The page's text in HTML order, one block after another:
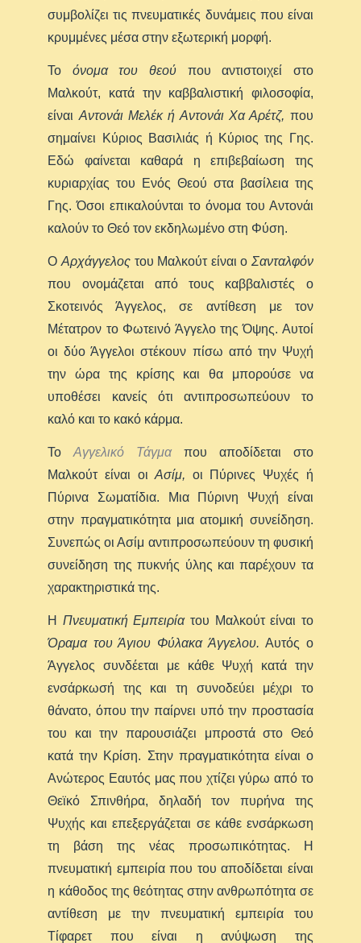
συμβολίζει τις πνευματικές δυνάμεις που είναι
κρυμμένες μέσα στην εξωτερική μορφή.
Το όνομα του θεού που αντιστοιχεί στο
Μαλκούτ, κατά την καββαλιστική φιλοσοφία,
είναι Αντονάι Μελέκ ή Αντονάι Χα Αρέτζ, που
σημαίνει Κύριος Βασιλιάς ή Κύριος της Γης.
Εδώ φαίνεται καθαρά η επιβεβαίωση της
κυριαρχίας του Ενός Θεού στα βασίλεια της
Γης. Όσοι επικαλούνται το όνομα του Αντονάι
καλούν το Θεό τον εκδηλωμένο στη Φύση.
Ο Αρχάγγελος του Μαλκούτ είναι ο Σανταλφόν
που ονομάζεται από τους καββαλιστές ο
Σκοτεινός Άγγελος, σε αντίθεση με τον
Μέτατρον το Φωτεινό Άγγελο της Όψης. Αυτοί
οι δύο Άγγελοι στέκουν πίσω από την Ψυχή
την ώρα της κρίσης και θα μπορούσε να
υποθέσει κανείς ότι αντιπροσωπεύουν το
καλό και το κακό κάρμα.
ΤοΑγγελικό Τάγμαπου αποδίδεται στο
Μαλκούτ είναι οιΑσίμ, οι Πύρινες Ψυχές ή
Πύρινα Σωματίδια. Μια Πύρινη Ψυχή είναι
στην πραγματικότητα μια ατομική συνείδηση.
Συνεπώς οι Ασίμ αντιπροσωπεύουν τη φυσική
συνείδηση της πυκνής ύλης και παρέχουν τα
χαρακτηριστικά της.
Η Πνευματική Εμπειρίατου Μαλκούτ είναι το
Όραμα του Άγιου Φύλακα Άγγελου.Αυτός ο
Άγγελος συνδέεται με κάθε Ψυχή κατά την
ενσάρκωσή της και τη συνοδεύει μέχρι το
θάνατο, όπου την παίρνει υπό την προστασία
του και την παρουσιάζει μπροστά στο Θεό
κατά την Κρίση. Στην πραγματικότητα είναι ο
Ανώτερος Εαυτός μας που χτίζει γύρω από το
Θεϊκό Σπινθήρα, δηλαδή τον πυρήνα της
Ψυχής και επεξεργάζεται σε κάθε ενσάρκωση
τη βάση της νέας προσωπικότητας. Η
πνευματική εμπειρία που του αποδίδεται είναι
η κάθοδος της θεότητας στην ανθρωπότητα σε
αντίθεση με την πνευματική εμπειρία του
Τίφαρετ που είναι η ανύψωση της